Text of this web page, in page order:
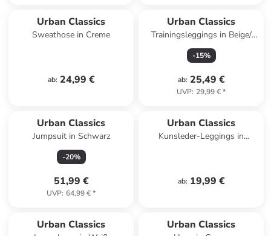
Urban Classics
Sweathose in Creme
ab: 24,99 €
Urban Classics
Trainingsleggings in Beige/
Khaki
-15%
ab: 25,49 €
UVP: 29,99 €*
Urban Classics
Jumpsuit in Schwarz
-20%
51,99 €
UVP: 64,99 €*
Urban Classics
Kunsleder-Leggings in
ab: 19,99 €
Urban Classics Urban Classics